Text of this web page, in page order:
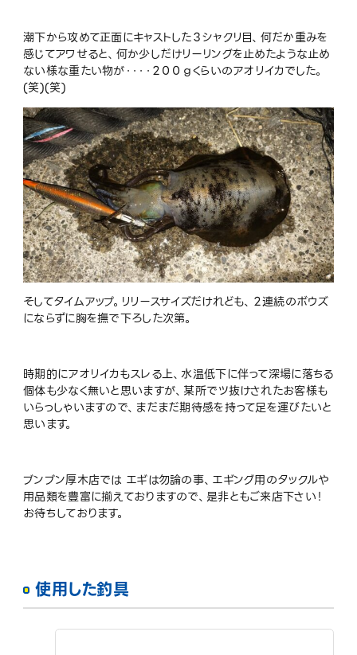
潮下から攻めて正面にキャストした３シャクリ目、何だか重みを
感じてアワせると、何か少しだけリーリングを止めたような止め
ない様な重たい物が・・・・２００ｇくらいのアオリイカでした。
(笑)(笑)
そしてタイムアップ。リリースサイズだけれども、２連続のボウズ
にならずに胸を撫で下ろした次第。
時期的にアオリイカもスレる上、水温低下に伴って深場に落ちる
個体も少なく無いと思いますが、某所でツ抜けされたお客様も
いらっしゃいますので、まだまだ期待感を持って足を運びたいと
思います。
ブンブン厚木店では エギは勿論の事、エギング用のタックルや
用品類を豊富に揃えておりますので、是非ともご来店下さい！
お待ちしております。
使用した釣具